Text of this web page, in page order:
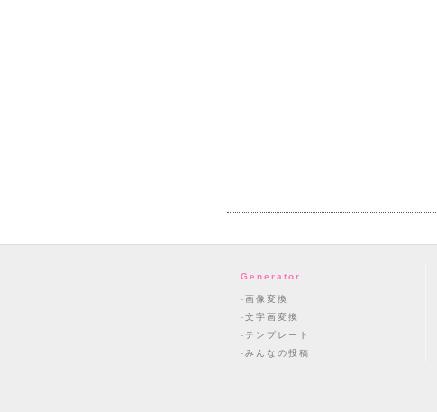
Generator
画像変換
文字画変換
テンプレート
みんなの投稿